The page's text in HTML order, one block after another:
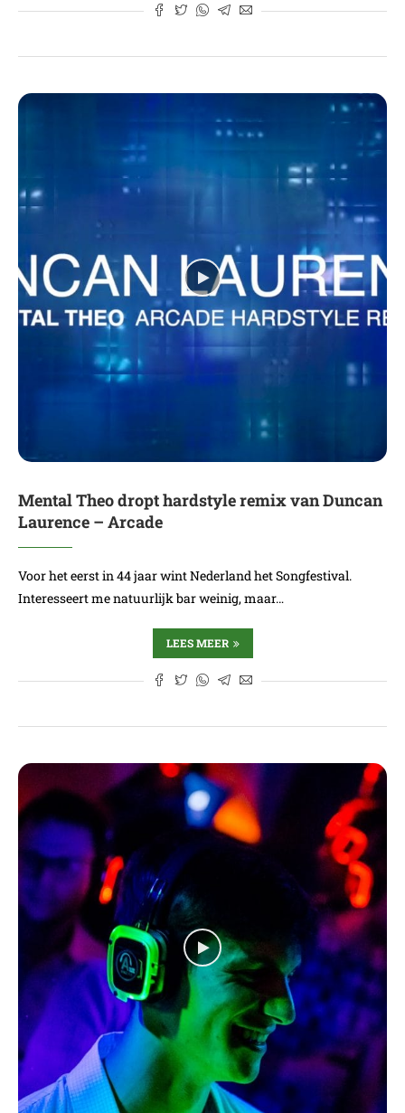
Mental Theo dropt hardstyle remix van Duncan
Laurence – Arcade
Voor het eerst in 44 jaar wint Nederland het Songfestival.
Interesseert me natuurlijk bar weinig, maar…
LEES MEER